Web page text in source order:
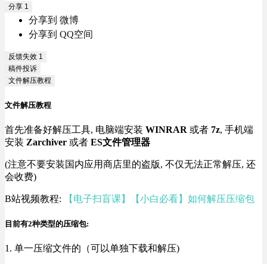
分享 1
分享到 微博
分享到 QQ空间
反馈失效 1
稿件投诉
文件解压教程
文件解压教程
首先准备好解压工具, 电脑端安装 WINRAR 或者 7z, 手机端
安装 Zarchiver 或者 ES文件管理器
(注意不要安装国内应用商店里的盗版, 不仅无法正常解压, 还
会收费)
B站视频教程: 【电子扫盲课】【小白必看】如何解压压缩包
目前有2种类型的压缩包:
1. 单一压缩文件的（可以单独下载和解压)